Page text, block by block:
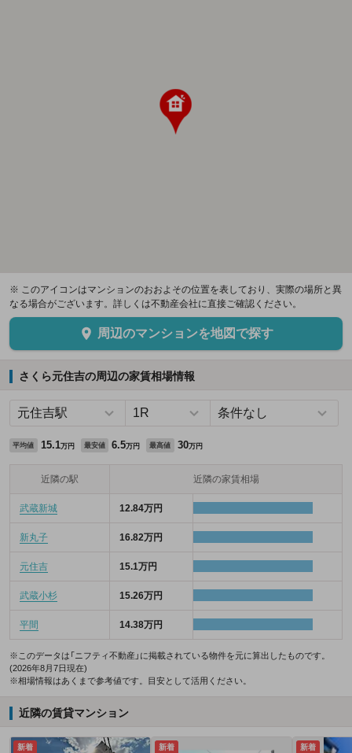
※ このアイコンはマンションのおおよその位置を表しており、実際の場所と異
なる場合がございます。詳しくは不動産会社に直接ご確認ください。
周辺のマンションを地図で探す
さくら元住吉の周辺の家賃相場情報
平均値 15.1万円 最安値 6.5万円 最高値 30万円
近隣の駅 近隣の家賃相場
武蔵新城 12.84万円
新丸子 16.82万円
元住吉 15.1万円
武蔵小杉 15.26万円
平間 14.38万円
※このデータは「ニフティ不動産」に掲載されている物件を元に算出したものです。
(2026年8月7日現在)
※相場情報はあくまで参考値です。目安として活用ください。
近隣の賃貸マンション
新着 新着 新着